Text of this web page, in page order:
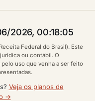
2026, 00:18:05
Federal do Brasil). Este
ou contábil. O
uso que venha a ser feito
Veja os planos de
→